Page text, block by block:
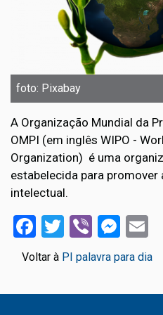
foto: Pixabay
A Organização Mundial da
OMPI (em inglês WIPO -
Organization) é uma
estabelecida para
intelectual.
Facebook
Twitter
Viber
Voltar à PI palavra para dia